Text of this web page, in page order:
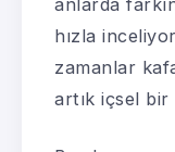
anlarda
hızla
zamanlar
artık içsel